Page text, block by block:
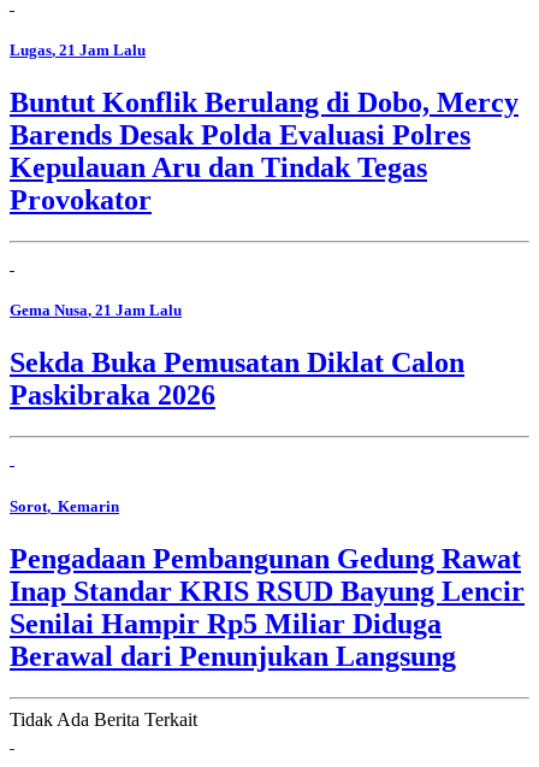
Lugas, 21 Jam Lalu
Buntut Konflik Berulang di Dobo, Mercy
Barends Desak Polda Evaluasi Polres
Kepulauan Aru dan Tindak Tegas
Provokator
Gema Nusa, 21 Jam Lalu
Sekda Buka Pemusatan Diklat Calon
Paskibraka 2026
Sorot, Kemarin
Pengadaan Pembangunan Gedung Rawat
Inap Standar KRIS RSUD Bayung Lencir
Senilai Hampir Rp5 Miliar Diduga
Berawal dari Penunjukan Langsung
Tidak Ada Berita Terkait